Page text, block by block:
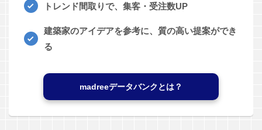
トレンド間取りで、集客・受注数UP
建築家のアイデアを参考に、質の高い提案ができ
る
madreeデータバンクとは？